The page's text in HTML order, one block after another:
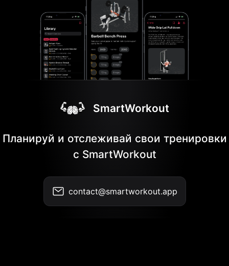
SmartWorkout
Планируй и отслеживай свои тренировки
с SmartWorkout
contact@smartworkout.app